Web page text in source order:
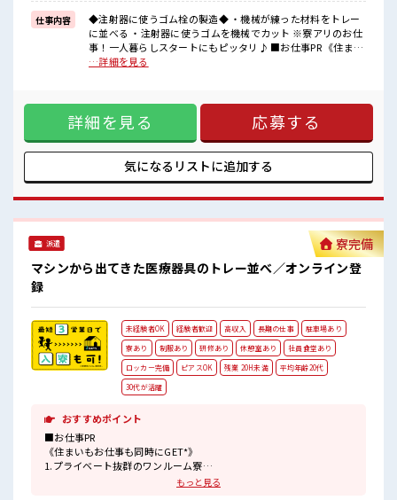
■職場の雰囲気
《10代～30代の男性スタッフさんも活躍中》
とってもキレイな職場です☆
空調完備でカイテキ♪
#ryo
仕事内容
◆注射器に使うゴム栓の製造◆ ・機械が練った材料をトレー
に並べる ・注射器に使うゴムを機械でカット ※寮アリのお仕
事！一人暮らしスタートにもピッタリ♪ ■お仕事PR 《住まい
もお仕事も同時にGET*》 1.プライベート抜群のワンルーム寮
ー・ドラッグストアあり 5.赴任時は現地までの移動交通費も
規定支給！ 《やる気みなぎる手当付き*》 ・初回更新の2ヶ月
後に 3万円 ・6ヶ月後に 5万円 ・1年後に 7万円 トータル 15万
円 の入社祝金がもらえます！ ■職場の雰囲気 《10代～30代
の男性スタッフさんも活躍中》 とってもキレイな職場です☆
空調完備でカイテキ♪ 通勤はマイカー・バイクOK◎もちろん
も完備！ #ryo
…詳細を見る
詳細を見る 応募する
気になるリストに追加する
派遣
マシンから出てきた医療器具のトレー並べ／オンライン登
録
寮完備
未経験者OK 経験者歓迎 高収入 長期の仕事
駐車場あり
寮あり
制服あり 研修あり 休憩室あり
社員食堂あり
ロッカー完備
ピアスOK 残業 20H未満
平均年齢20代
30代が活躍
おすすめポイント
■お仕事PR
《住まいもお仕事も同時にGET*》
1.プライベート抜群のワンルーム寮
2.TV/冷蔵庫/洗濯機/エアコン/電子レンジ備え付け
もっと見る